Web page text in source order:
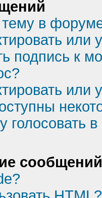
тему в
или
подпись к
или
голосовать